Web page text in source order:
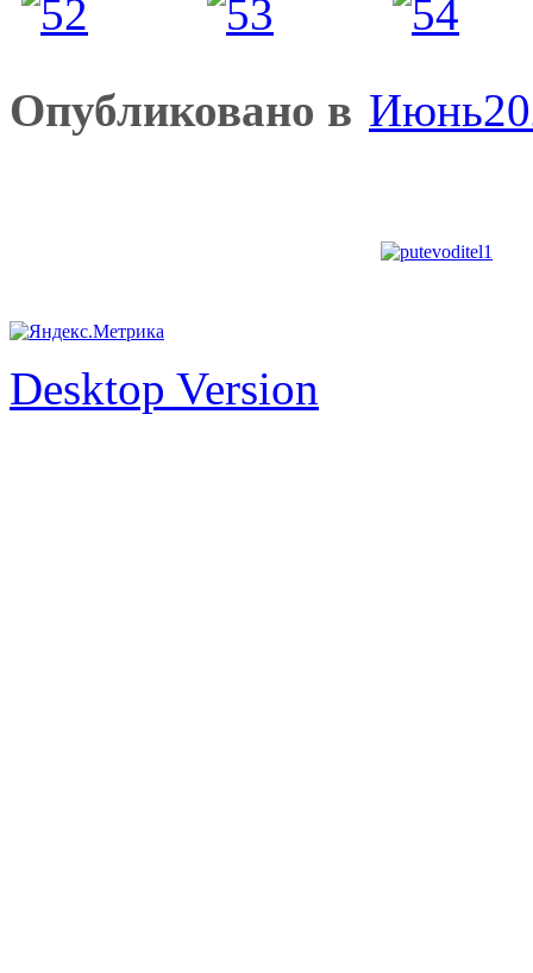
Опубликовано в
Desktop Version